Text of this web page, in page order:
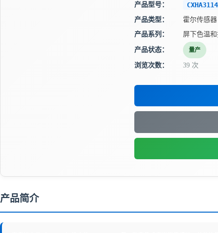
产品型号：
产品类型：
霍尔传感器
产品系列：
屏下色温
产品状态： 量产
浏览次数： 39 次
产品简介